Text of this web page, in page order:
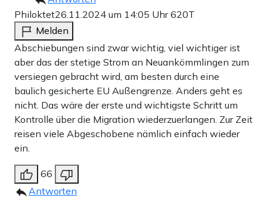
Philoktet26.11.2024 um 14:05 Uhr620T
Melden
Abschiebungen sind zwar wichtig, viel wichtiger ist
aber das der stetige Strom an Neuankömmlingen zum
versiegen gebracht wird, am besten durch eine
baulich gesicherte EU Außengrenze. Anders geht es
nicht. Das wäre der erste und wichtigste Schritt um
Kontrolle über die Migration wiederzuerlangen. Zur Zeit
reisen viele Abgeschobene nämlich einfach wieder
ein.
66
Antworten